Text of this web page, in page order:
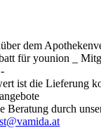
dem
für younion _
ist die Lieferung
Beratung durch